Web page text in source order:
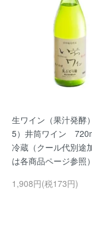
生ワイン（果汁発酵
5）井筒ワイン
冷蔵（クール代別途
は各商品ページ参照）
1,908円(税173円)